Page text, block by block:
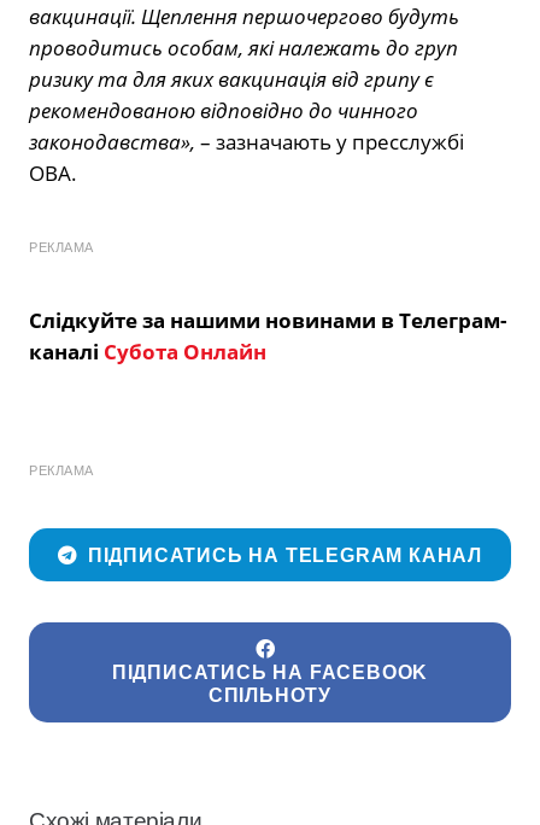
вакцинації. Щеплення першочергово будуть
проводитись особам, які належать до груп
ризику та для яких вакцинація від грипу є
рекомендованою відповідно до чинного
законодавства», – зазначають у пресслужбі
ОВА.
РЕКЛАМА
Слідкуйте за нашими новинами в Телеграм-
каналі Субота Онлайн
РЕКЛАМА
ПІДПИСАТИСЬ НА TELEGRAM КАНАЛ
ПІДПИСАТИСЬ НА FACEBOOK
СПІЛЬНОТУ